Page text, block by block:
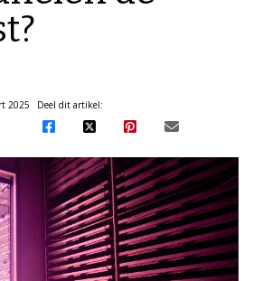
2025
Deel dit artikel: